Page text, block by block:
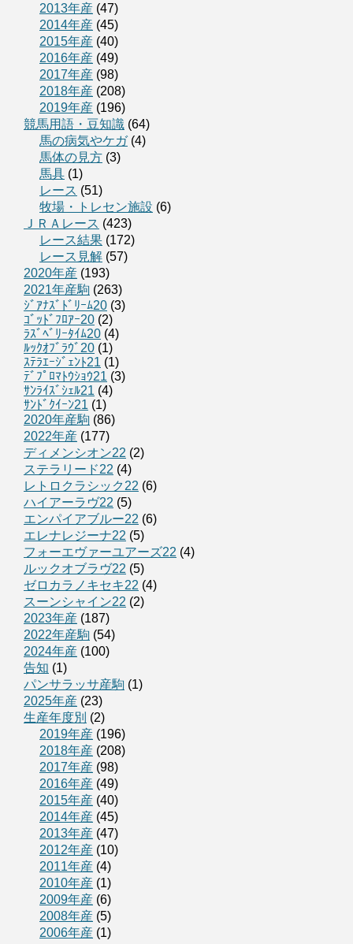
2013年産 (47)
2014年産 (45)
2015年産 (40)
2016年産 (49)
2017年産 (98)
2018年産 (208)
2019年産 (196)
競馬用語・豆知識 (64)
馬の病気やケガ(4)
馬体の見方 (3)
馬具 (1)
レース (51)
牧場・トレセン施設 (6)
ＪＲＡレース (423)
レース結果 (172)
レース見解 (57)
2020年産 (193)
2021年産駒 (263)
ｼﾞｱﾅｽﾞﾄﾞﾘｰﾑ20 (3)
ｺﾞｯﾄﾞﾌﾛｱｰ20 (2)
ﾗｽﾞﾍﾞﾘｰﾀｲﾑ20 (4)
ﾙｯｸｵﾌﾞﾗｳﾞ20 (1)
ｽﾃﾗｴｰｼﾞｪﾝﾄ21 (1)
ﾃﾞﾌﾟﾛﾏﾄｳｼｮｳ21 (3)
ｻﾝﾗｲｽﾞｼｪﾙ21 (4)
ｻﾝﾄﾞｸｲｰﾝ21 (1)
2020年産駒 (86)
2022年産 (177)
ディメンシオン22 (2)
ステラリード22 (4)
レトロクラシック22 (6)
ハイアーラヴ22 (5)
エンパイアブルー22 (6)
エレナレジーナ22 (5)
フォーエヴァーユアーズ22 (4)
ルックオブラヴ22 (5)
ゼロカラノキセキ22 (4)
スーンシャイン22 (2)
2023年産 (187)
2022年産駒 (54)
2024年産 (100)
告知 (1)
パンサラッサ産駒 (1)
2025年産 (23)
生産年度別 (2)
2019年産 (196)
2018年産 (208)
2017年産 (98)
2016年産 (49)
2015年産 (40)
2014年産 (45)
2013年産 (47)
2012年産 (10)
2011年産 (4)
2010年産 (1)
2009年産 (6)
2008年産 (5)
2006年産 (1)